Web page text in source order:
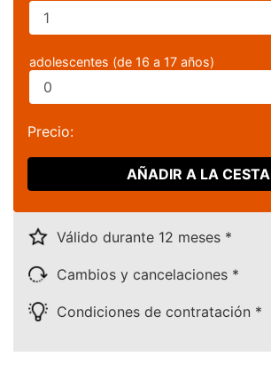
adolescentes (de 16 a 17 años)
Precio:
AÑADIR A LA CESTA
Válido durante 12 meses *
Cambios y cancelaciones *
Condiciones de contratación *